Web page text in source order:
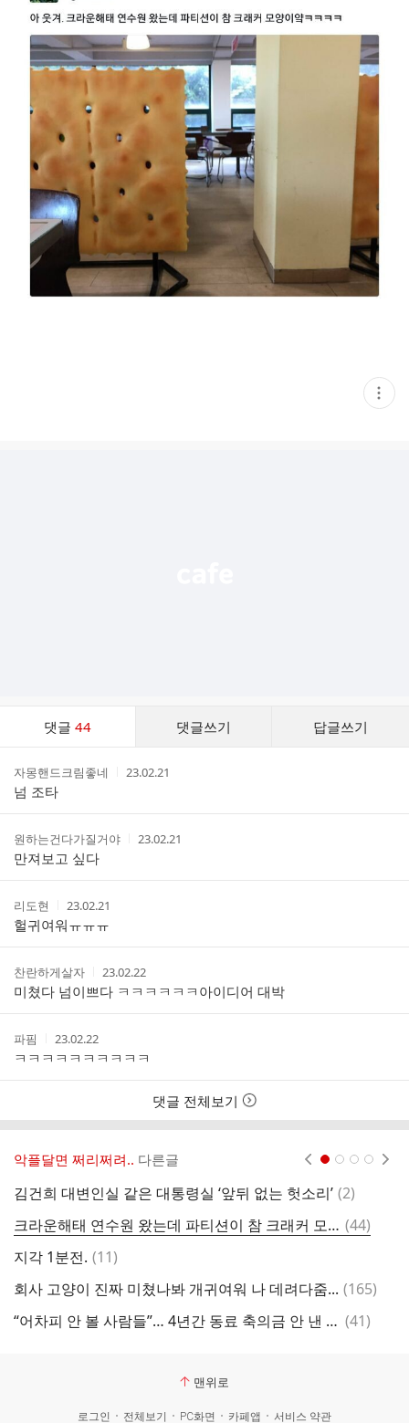
현
재
댓글44 댓글쓰기 답글쓰기
스
작
성
자
자몽핸드크림좋네
작
간
23.02.21
넘 조타
작
성
자
원하는건다가질거야
작
간
23.02.21
만져보고 싶다
작
성
자
리도현
작
성
시
간
23.02.21
헐귀여워ㅠㅠㅠ
작
성
자
찬란하게살자
작
성
시
간
23.02.22
미쳤다 넘이쁘다 ㅋㅋㅋㅋㅋㅋ아이디어 대박
작
성
자
파핌
작
성
시
간
23.02.22
ㅋㅋㅋㅋㅋㅋㅋㅋㅋㅋ
댓글 전체보기
악플달면 쩌리쩌려.. 다른글
김건희 대변인실 같은 대통령실 ‘앞뒤 없는 헛소리’ 댓
(2)
크라운해태 연수원 왔는데 파티션이 참 크래커 모양 댓
글
(44)
지각 1분전. 댓
(11)
회사 고양이 진짜 미쳤나봐 개귀여워 나 데려다줌... 댓
(165)
“어차피 안 볼 사람들”… 4년간 동료 축의금 안 낸 직장인 사연 ‘공감’ 댓
(41)
맨위로
로그인 전체보기 PC화면 카페앱 서비스 약관